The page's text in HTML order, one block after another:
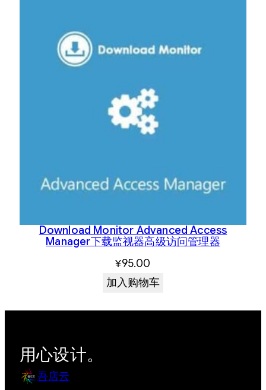
Download Monitor Advanced Access
Manager下载监视器高级访问管理器
¥95.00
加入购物车
用心设计。
吾店云